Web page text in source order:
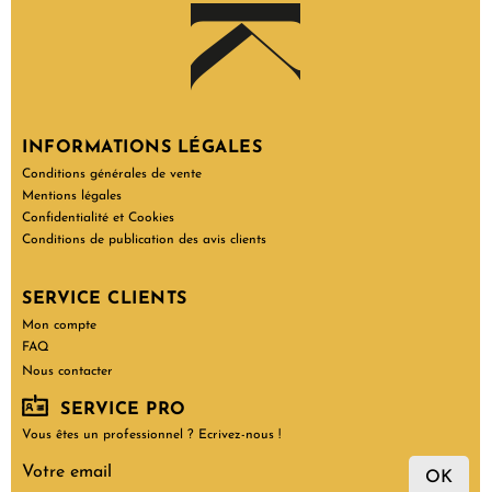
INFORMATIONS LÉGALES
Conditions générales de vente
Mentions légales
Confidentialité et Cookies
Conditions de publication des avis clients
SERVICE CLIENTS
Mon compte
FAQ
Nous contacter
SERVICE PRO
Vous êtes un professionnel ? Ecrivez-nous !
OK